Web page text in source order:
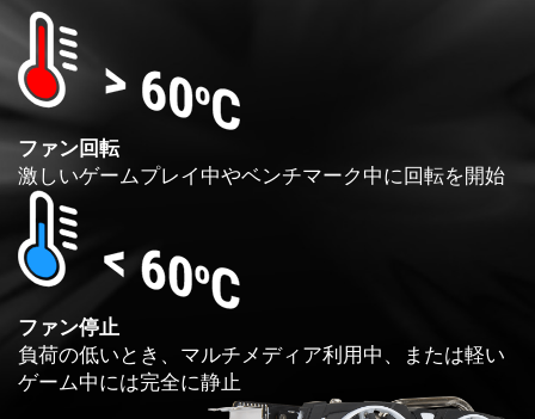
ファン回転
激しいゲームプレイ中やベンチマーク中に回転を開始
ファン停止
負荷の低いとき、マルチメディア利用中、または軽い
ゲーム中には完全に静止